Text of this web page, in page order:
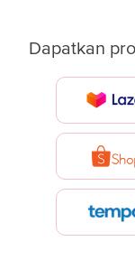
Dapatkan